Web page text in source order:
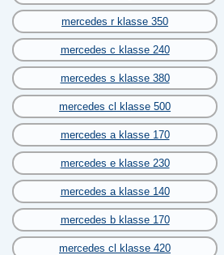
mercedes r klasse 350
mercedes c klasse 240
mercedes s klasse 380
mercedes cl klasse 500
mercedes a klasse 170
mercedes e klasse 230
mercedes a klasse 140
mercedes b klasse 170
mercedes cl klasse 420